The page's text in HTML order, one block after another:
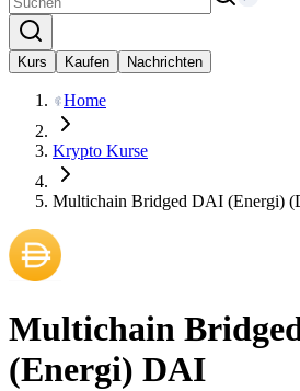
Kurs Kaufen Nachrichten
Home
Krypto Kurse
Multichain Bridged DAI (Energi)
Multichain
(Energi) DAI